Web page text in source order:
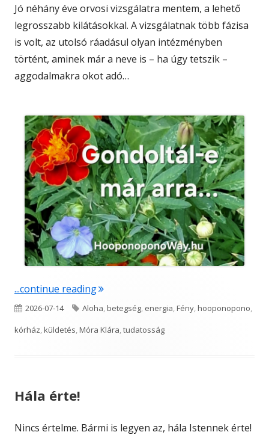
in
a
new
window
Jó néhány éve orvosi vizsgálatra mentem, a lehető
legrosszabb kilátásokkal. A vizsgálatnak több fázisa
is volt, az utolsó ráadásul olyan intézményben
történt, aminek már a neve is – ha úgy tetszik –
aggodalmakra okot adó…
...continue reading"Gondoltál-e már arra…"
Published
on
2026-07-14 Tags
Aloha,betegség, energia,Fény,hooponopono,
kórház,küldetés,Móra Klára,tudatosság
Hála érte!
Nincs értelme. Bármi is legyen az, hála Istennek érte!